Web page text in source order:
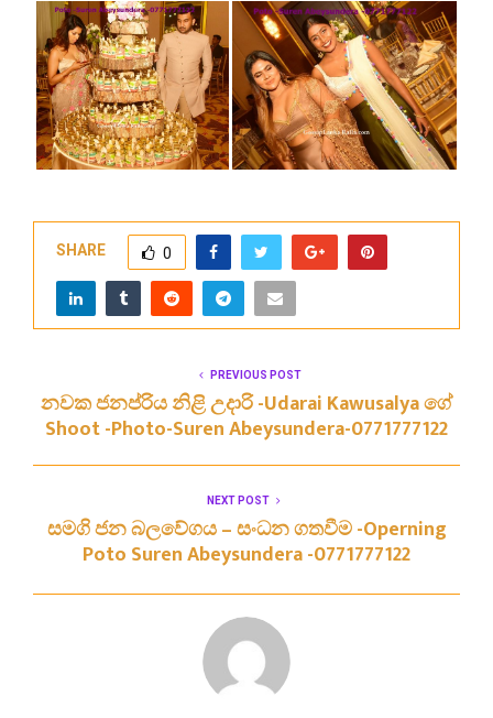
SHARE 0
PREVIOUS POST
නවක ජනප්රිය නිළි උදාරි -Udarai Kawusalya ගේ
Shoot -Photo-Suren Abeysundera-0771777122
NEXT POST
සමගි ජන බලවේගය – සංධන ගතවීම -Operning
Poto Suren Abeysundera -0771777122